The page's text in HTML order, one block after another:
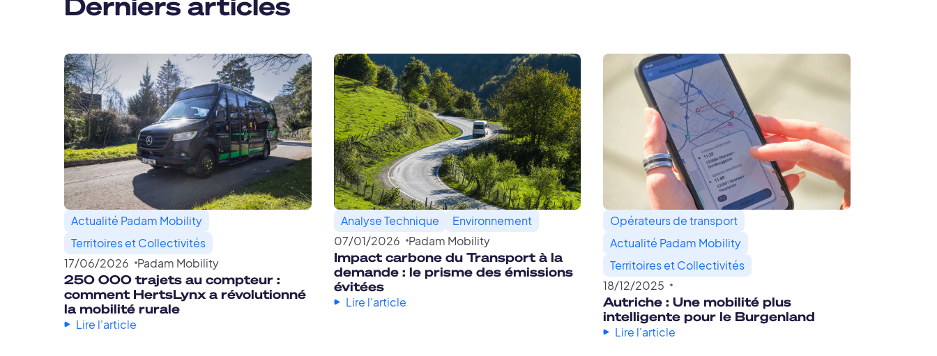
Actualité Padam Mobility
Territoires et Collectivités
17/06/2026 Padam Mobility
250 000 trajets au compteur :
comment HertsLynx a révolutionné
la mobilité rurale
Lire l'article
Analyse Technique
Environnement
07/01/2026 Padam Mobility
Impact carbone du Transport à la
demande : le prisme des émissions
évitées
Lire l'article
Opérateurs de transport
Actualité Padam Mobility
Territoires et Collectivités
18/12/2025
Autriche : Une mobilité plus
intelligente pour le Burgenland
Lire l'article